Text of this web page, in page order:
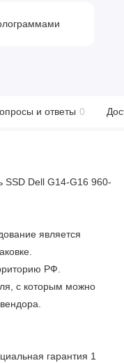
и ответы 0
SSD Dell G14-G16 960-
является
РФ.
с которым можно
гарантия 1